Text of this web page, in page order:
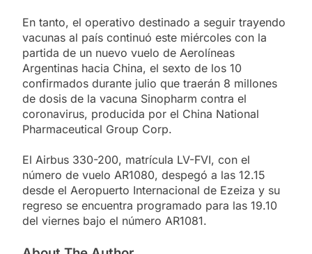
En tanto, el operativo destinado a seguir trayendo
vacunas al país continuó este miércoles con la
partida de un nuevo vuelo de Aerolíneas
Argentinas hacia China, el sexto de los 10
confirmados durante julio que traerán 8 millones
de dosis de la vacuna Sinopharm contra el
coronavirus, producida por el China National
Pharmaceutical Group Corp.
El Airbus 330-200, matrícula LV-FVI, con el
número de vuelo AR1080, despegó a las 12.15
desde el Aeropuerto Internacional de Ezeiza y su
regreso se encuentra programado para las 19.10
del viernes bajo el número AR1081.